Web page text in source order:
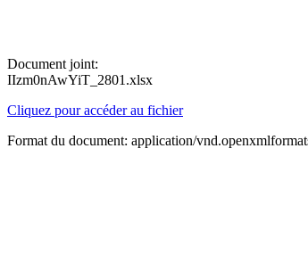
Document joint:
IIzm0nAwYiT_2801.xlsx
Cliquez pour accéder au fichier
Format du document: application/